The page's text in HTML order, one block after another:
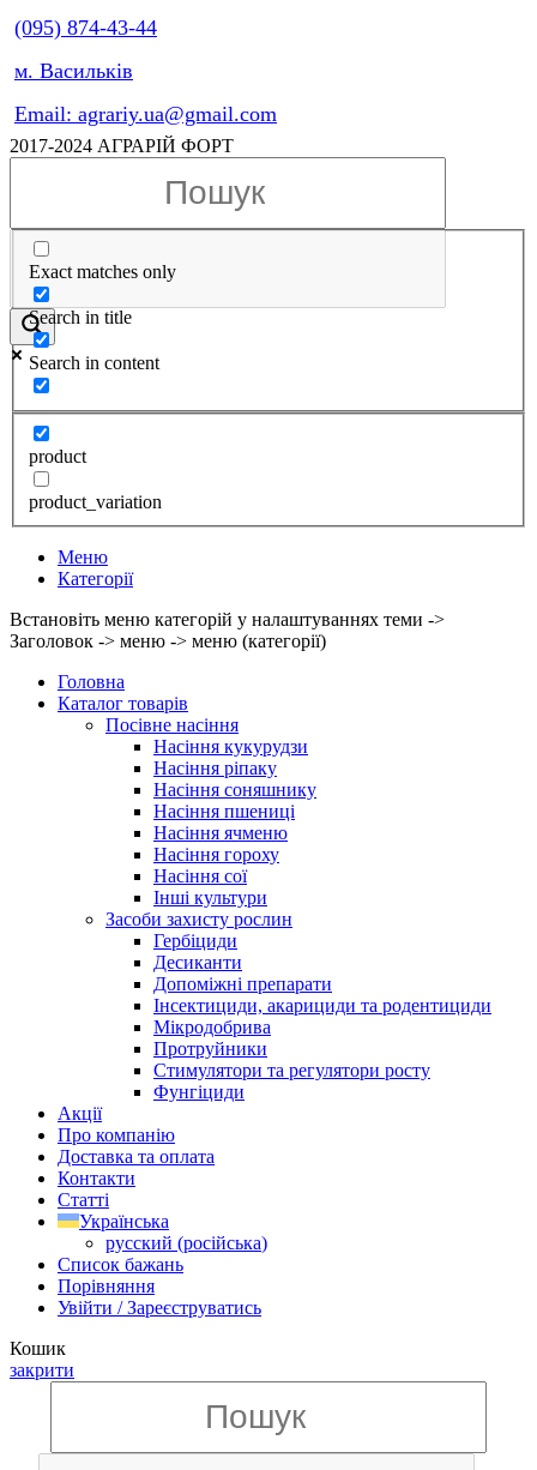
(095) 874-43-44
м. Васильків
Email: agrariy.ua@gmail.com
2017-2024 АГРАРІЙ ФОРТ
Exact matches only
Search in title
Search in content
product
product_variation
Меню
Категорії
Встановіть меню категорій у налаштуваннях теми ->
Заголовок -> меню -> меню (категорії)
Головна
Каталог товарів
Посівне насіння
Насіння кукурудзи
Насіння ріпаку
Насіння соняшнику
Насіння пшениці
Насіння ячменю
Насіння гороху
Насіння сої
Інші культури
Засоби захисту рослин
Гербіциди
Десиканти
Допоміжні препарати
Інсектициди, акарициди та родентициди
Мікродобрива
Протруйники
Стимулятори та регулятори росту
Фунгіциди
Акції
Про компанію
Доставка та оплата
Контакти
Статті
Українська
русский (російська)
Список бажань
Порівняння
Увійти / Зареєструватись
Кошик
закрити